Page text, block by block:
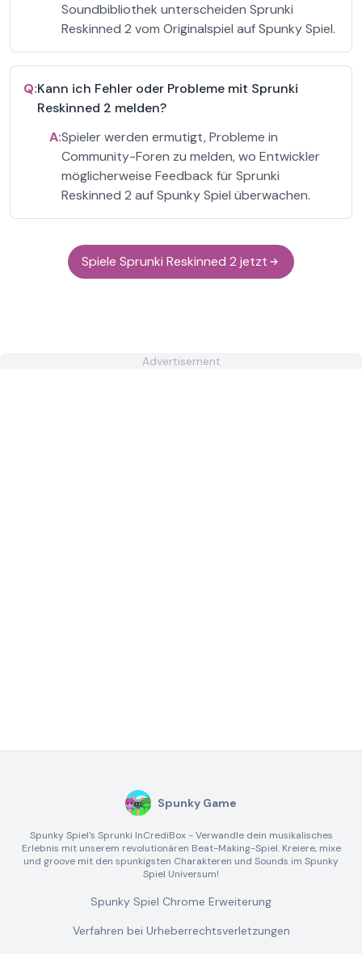
Soundbibliothek unterscheiden Sprunki
Reskinned 2 vom Originalspiel auf Spunky Spiel.
Q:Kann ich Fehler oder Probleme mit Sprunki
Reskinned 2 melden?
A:Spieler werden ermutigt, Probleme in
Community-Foren zu melden, wo Entwickler
möglicherweise Feedback für Sprunki
Reskinned 2 auf Spunky Spiel überwachen.
Spiele Sprunki Reskinned 2 jetzt
Advertisement
Spunky Game
Spunky Spiel's Sprunki InCrediBox - Verwandle dein musikalisches
Erlebnis mit unserem revolutionären Beat-Making-Spiel. Kreiere, mixe
und groove mit den spunkigsten Charakteren und Sounds im Spunky
Spiel Universum!
Spunky Spiel Chrome Erweiterung
Verfahren bei Urheberrechtsverletzungen